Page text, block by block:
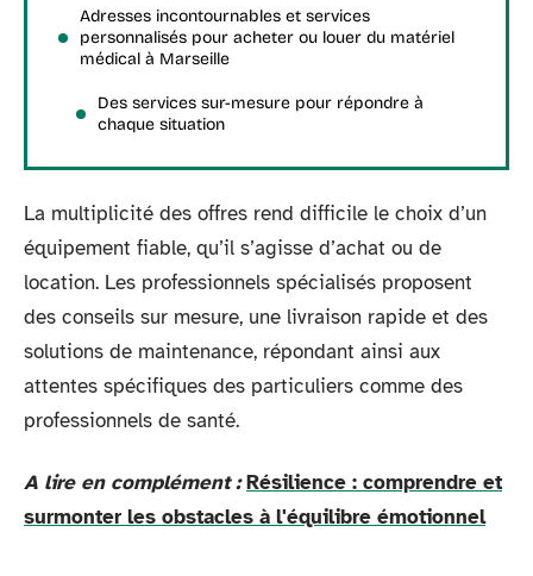
Adresses incontournables et services
personnalisés pour acheter ou louer du matériel
médical à Marseille
Des services sur-mesure pour répondre à
chaque situation
La multiplicité des offres rend difficile le choix d’un
équipement fiable, qu’il s’agisse d’achat ou de
location. Les professionnels spécialisés proposent
des conseils sur mesure, une livraison rapide et des
solutions de maintenance, répondant ainsi aux
attentes spécifiques des particuliers comme des
professionnels de santé.
A lire en complément : Résilience : comprendre et
surmonter les obstacles à l'équilibre émotionnel